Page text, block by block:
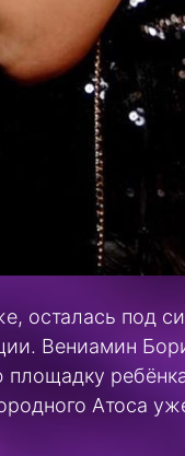
осталась под
Вениамин
Атоса